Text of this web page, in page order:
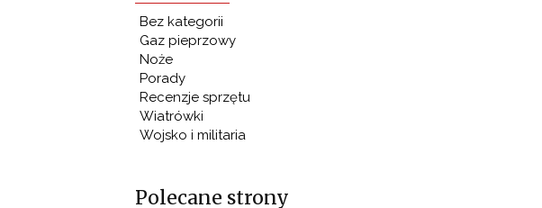
Bez kategorii
Gaz pieprzowy
Noże
Porady
Recenzje sprzętu
Wiatrówki
Wojsko i militaria
Polecane strony